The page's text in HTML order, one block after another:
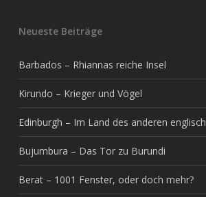
Neueste Beiträge
Barbados – Rhiannas reiche Insel
Kirundo – Krieger und Vögel
Edinburgh – Im Land des anderen englisch
Bujumbura – Das Tor zu Burundi
Berat – 1001 Fenster, oder doch mehr?